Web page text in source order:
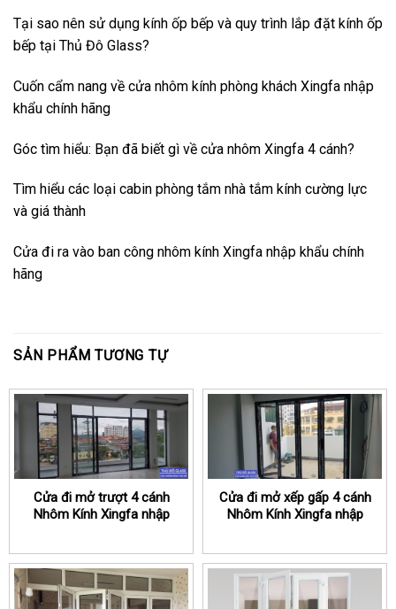
Tại sao nên sử dụng kính ốp bếp và quy trình lắp đặt kính ốp
bếp tại Thủ Đô Glass?
Cuốn cẩm nang về cửa nhôm kính phòng khách Xingfa nhập
khẩu chính hãng
Góc tìm hiểu: Bạn đã biết gì về cửa nhôm Xingfa 4 cánh?
Tìm hiểu các loại cabin phòng tắm nhà tắm kính cường lực
và giá thành
Cửa đi ra vào ban công nhôm kính Xingfa nhập khẩu chính
hãng
SẢN PHẨM TƯƠNG TỰ
Cửa đi mở trượt 4 cánh
Nhôm Kính Xingfa nhập
Cửa đi mở xếp gấp 4 cánh
Nhôm Kính Xingfa nhập